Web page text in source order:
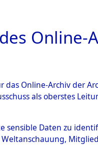
Online-
das Online-Archiv der
als oberstes
sensible Daten zu